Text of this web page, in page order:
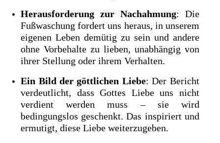
Herausforderung zur Nachahmung: Die
Fußwaschung fordert uns heraus, in unserem
eigenen Leben demütig zu sein und andere
ohne Vorbehalte zu lieben, unabhängig von
ihrer Stellung oder ihrem Verhalten.
Ein Bild der göttlichen Liebe: Der Bericht
verdeutlicht, dass Gottes Liebe uns nicht
verdient werden muss – sie wird
bedingungslos geschenkt. Das inspiriert und
ermutigt, diese Liebe weiterzugeben.